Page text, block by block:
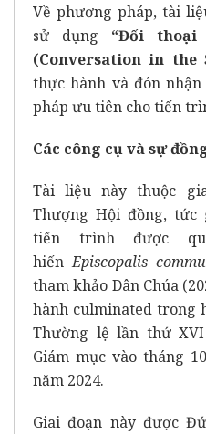
Về phương pháp, tài
sử dụng “Đối thoại
(Conversation in the
thực hành và đón
pháp ưu tiên cho tiến
Các công cụ và sự
Tài liệu này thuộc
Thượng Hội đồng,
tiến trình được
hiếnEpiscopalis
tham khảo Dân Chúa
hành culminated trong
Thường lệ lần thứ
Giám mục vào tháng
năm 2024.
Giai đoạn này được